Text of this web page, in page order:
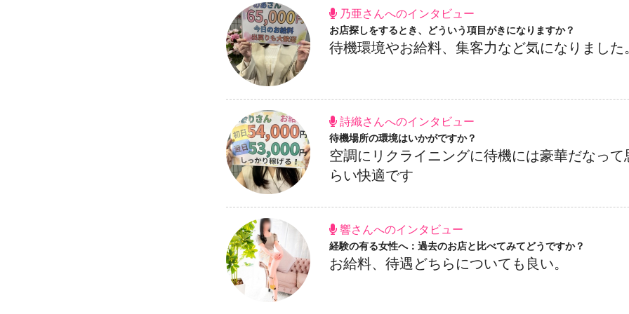
乃亜さんへのインタビュー
お店探しをするとき、どういう項目がきになりますか？
待機環境やお給料、集客力など気になりました
詩織さんへのインタビュー
待機場所の環境はいかがですか？
空調にリクライニングに待機には豪華だなって
らい快適です
響さんへのインタビュー
経験の有る女性へ：過去のお店と比べてみてどうですか？
お給料、待遇どちらについても良い。